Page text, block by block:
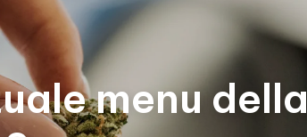
menu della